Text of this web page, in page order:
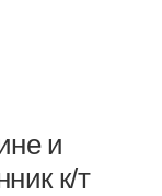
и
к/т